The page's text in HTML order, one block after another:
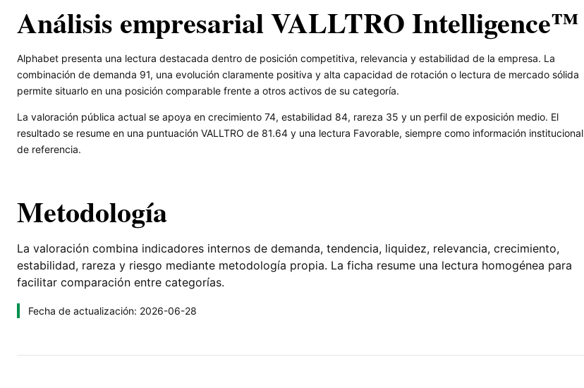
Análisis empresarial VALLTRO Intelligence™
Alphabet presenta una lectura destacada dentro de posición competitiva, relevancia y estabilidad de la empresa. La
combinación de demanda 91, una evolución claramente positiva y alta capacidad de rotación o lectura de mercado sólida
permite situarlo en una posición comparable frente a otros activos de su categoría.
La valoración pública actual se apoya en crecimiento 74, estabilidad 84, rareza 35 y un perfil de exposición medio. El
resultado se resume en una puntuación VALLTRO de 81.64 y una lectura Favorable, siempre como información institucional
de referencia.
Metodología
La valoración combina indicadores internos de demanda, tendencia, liquidez, relevancia, crecimiento,
estabilidad, rareza y riesgo mediante metodología propia. La ficha resume una lectura homogénea para
facilitar comparación entre categorías.
Fecha de actualización: 2026-06-28